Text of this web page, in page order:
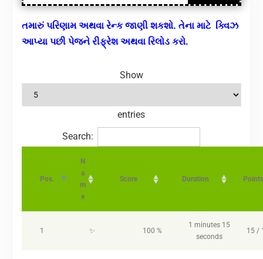
તમારું પરિણામ અથવા રેન્ક જાણી શકશો. તેના માટે ક્વિઝ
આપ્યા પછી પેજને રીફ્રેશ અથવા રિલોડ કરો.
Show
entries
Search:
Pos.
N
a
m
e
Score Duration Points
1 ✨ 100 %
1 minutes 15
seconds
15 /